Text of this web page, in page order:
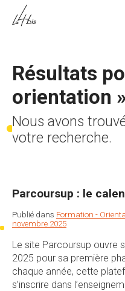
Skip to content
Résultats
orientation
Nous avons
votre recherche.
Parcoursup : le
Publié dans Formation -
novembre 2025
Le site Parcoursup ouvre
2025 pour sa première
chaque année, cette
s’inscrire dans